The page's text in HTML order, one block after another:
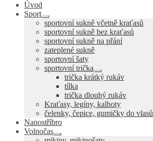
Úvod
Sport
Expand
child
menu
sportovní sukně včetně kraťasů
sportovní sukně bez kraťasů
sportovní sukně na přání
zateplené sukně
sportovní šaty
sportovní trička
Expand
child
trička krátký rukáv
tílka
trička dlouhý rukáv
Kraťasy, legíny, kalhoty
čelenky, čepice, gumičky do vlasů
Nanostříbro
Volnočas
Expand